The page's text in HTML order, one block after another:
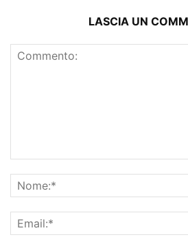
LASCIA UN